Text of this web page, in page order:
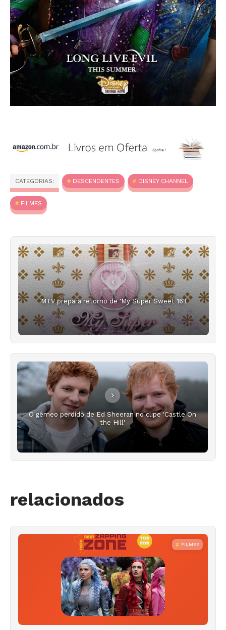
CATEGORIAS: DESCENDENTES DISNEY CHANNEL
FILMES
MTV prepara retorno de 'My Super Sweet 16'!
O gêmeo perdido de Ed Sheeran no clipe 'Castle On
the Hill'
relacionados
FILMES